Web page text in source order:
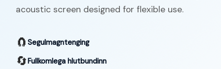
acoustic screen designed for flexible use.
🧲 Segulmagntenging
🔄Fullkomlega hlutbundinn